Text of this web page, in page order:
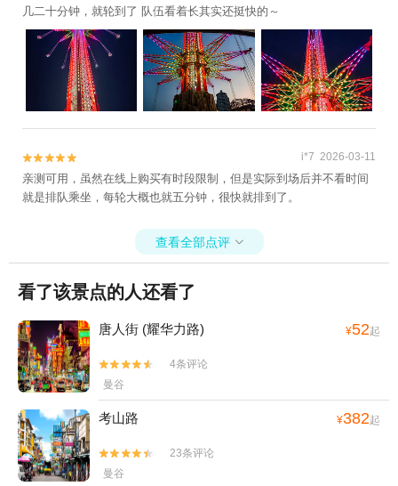
几二十分钟，就轮到了 队伍看着长其实还挺快的～

 i*7 2026-03-11
亲测可用，虽然在线上购买有时段限制，但是实际到场后并不看时间
就是排队乘坐，每轮大概也就五分钟，很快就排到了。
查看全部点评 
看了该景点的人还看了
唐人街 (耀华力路) ¥52起


4条评论
曼谷
考山路 ¥382起


23条评论
曼谷